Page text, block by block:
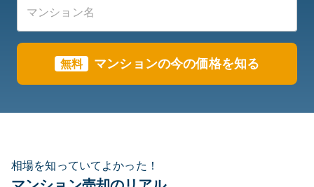
無料 マンションの今の価格を知る
相場を知っていてよかった！